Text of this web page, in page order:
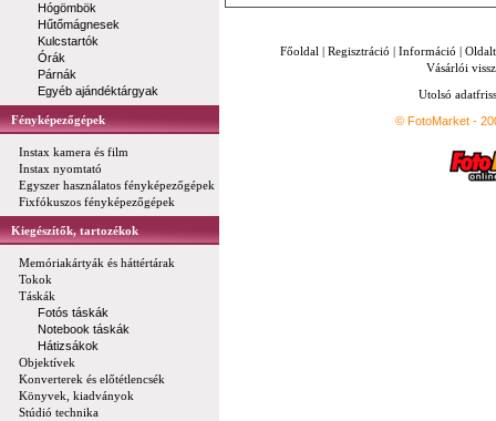
Hógömbök
Hűtőmágnesek
Kulcstartók
Órák
Párnák
Egyéb ajándéktárgyak
Fényképezőgépek
Instax kamera és film
Instax nyomtató
Egyszer használatos fényképezőgépek
Fixfókuszos fényképezőgépek
Kiegészítők, tartozékok
Memóriakártyák és háttértárak
Tokok
Táskák
Fotós táskák
Notebook táskák
Hátizsákok
Objektívek
Konverterek és előtétlencsék
Könyvek, kiadványok
Stúdió technika
Főoldal | Regisztráció | Információ |
Vásárlói
Utolsó
© FotoMarket -